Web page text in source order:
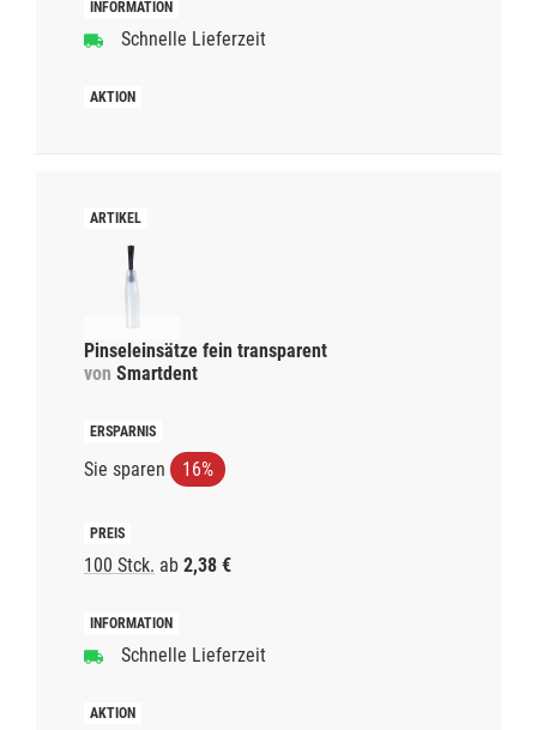
Schnelle Lieferzeit
Pinseleinsätze fein transparent
von Smartdent
Sie sparen 16%
100 Stck. ab 2,38 €
Schnelle Lieferzeit